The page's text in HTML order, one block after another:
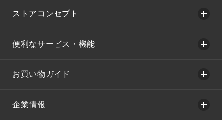
ストアコンセプト
便利なサービス・機能
お買い物ガイド
企業情報